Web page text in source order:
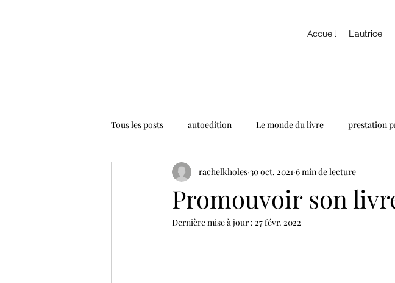
Accueil L'autrice
Tous les posts autoedition Le monde du livre prestation
Promouvoir son
rachelkholes 30 oct. 2021 6 min de lecture
Dernière mise à jour : 27 févr. 2022